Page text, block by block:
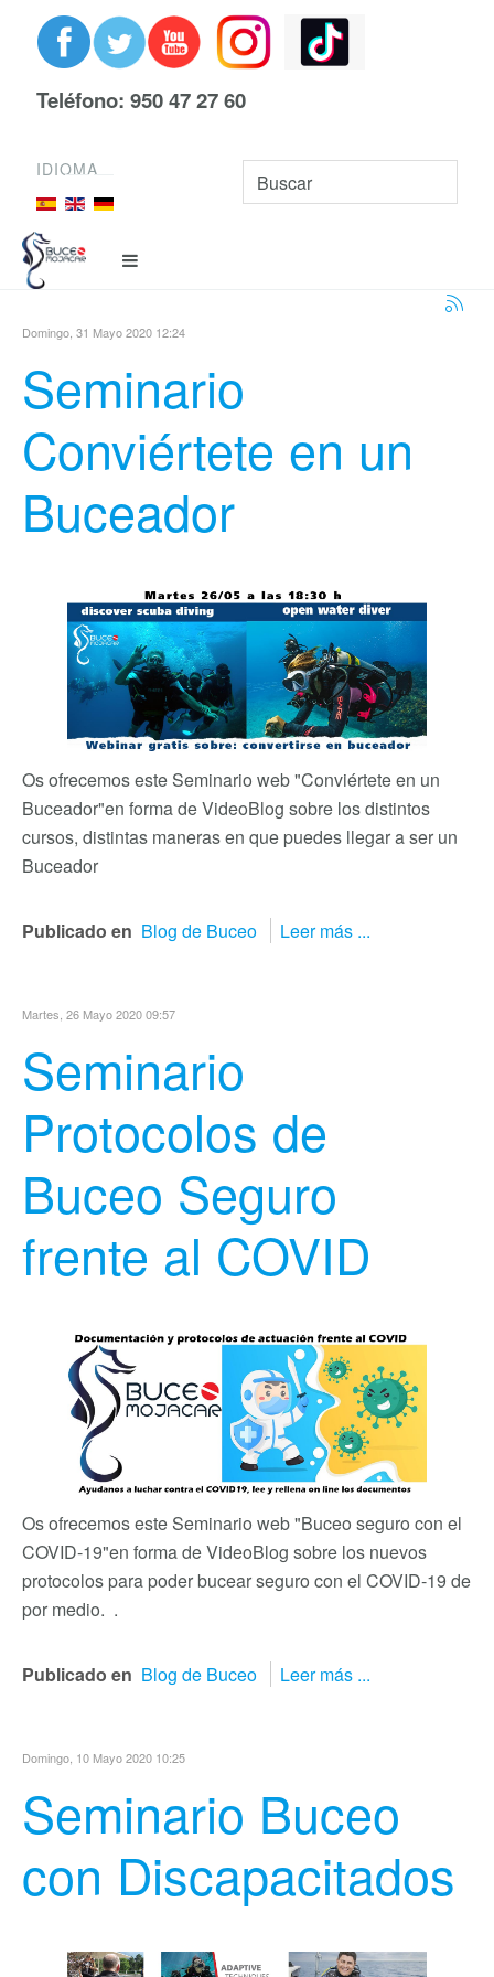
Teléfono: 950 47 27 60
IDIOMA
Domingo, 31 Mayo 2020 12:24
Seminario
Conviértete en un
Buceador
Os ofrecemos este Seminario web "Conviértete en un
Buceador"en forma de VideoBlog sobre los distintos
cursos, distintas maneras en que puedes llegar a ser un
Buceador
Publicado en Blog de Buceo Leer más ...
Martes, 26 Mayo 2020 09:57
Seminario
Protocolos de
Buceo Seguro
frente al COVID
Os ofrecemos este Seminario web "Buceo seguro con el
COVID-19"en forma de VideoBlog sobre los nuevos
protocolos para poder bucear seguro con el COVID-19 de
por medio. .
Publicado en Blog de Buceo Leer más ...
Domingo, 10 Mayo 2020 10:25
Seminario Buceo
con Discapacitados